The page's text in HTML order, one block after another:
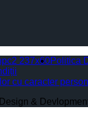
Politica
cu caracter
&